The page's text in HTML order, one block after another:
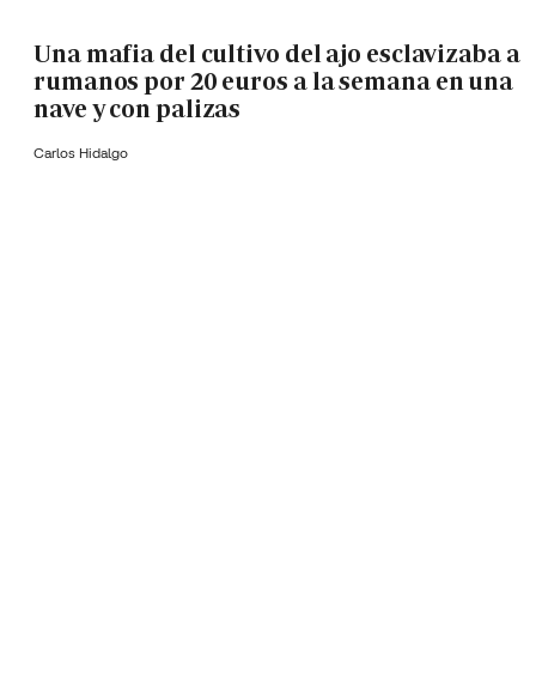
Una mafia del cultivo del ajo esclavizaba a
rumanos por 20 euros a la semana en una
nave y con palizas
Carlos Hidalgo